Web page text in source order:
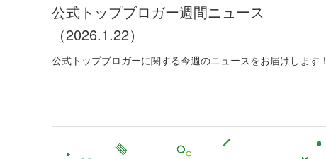
公式トップブロガー週間ニュース
（2026.1.22）
公式トップブロガーに関する今週のニュースをお届けします！